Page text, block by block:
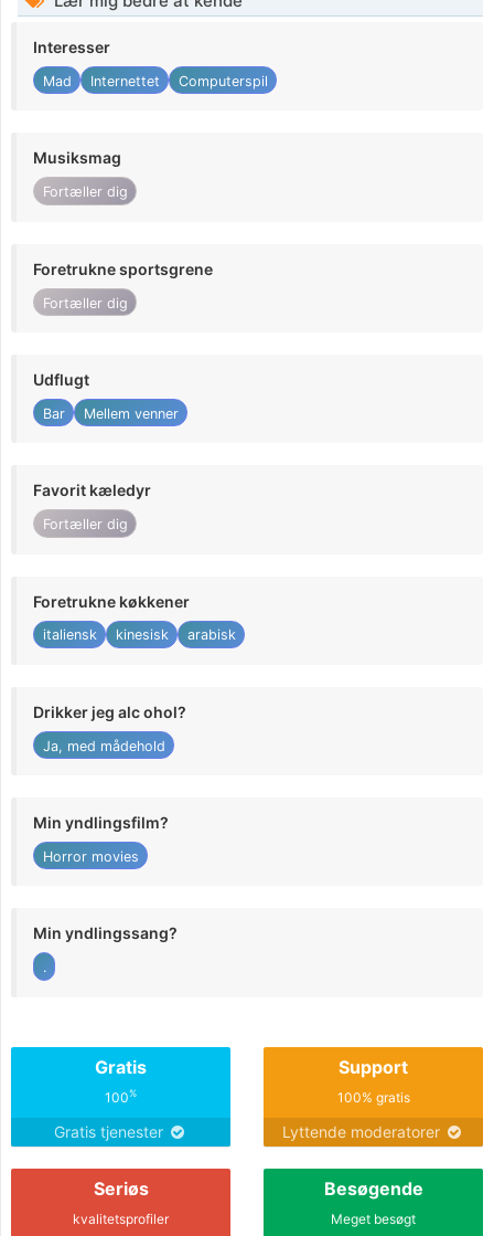
Interesser
Mad Internettet Computerspil
Musiksmag
Fortæller dig
Foretrukne sportsgrene
Fortæller dig
Udflugt
Bar Mellem venner
Favorit kæledyr
Fortæller dig
Foretrukne køkkener
italiensk kinesisk arabisk
Drikker jeg alc ohol?
Ja, med mådehold
Min yndlingsfilm?
Horror movies
Min yndlingssang?
.
Gratis
100%
Gratis tjenester
Support
100% gratis
Lyttende moderatorer
Seriøs
kvalitetsprofiler
Besøgende
Meget besøgt